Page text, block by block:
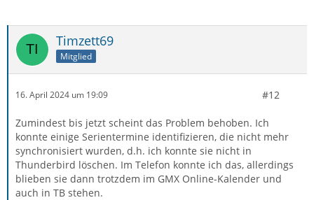
Timzett69
Mitglied
16. April 2024 um 19:09 #12
Zumindest bis jetzt scheint das Problem behoben. Ich
konnte einige Serientermine identifizieren, die nicht mehr
synchronisiert wurden, d.h. ich konnte sie nicht in
Thunderbird löschen. Im Telefon konnte ich das, allerdings
blieben sie dann trotzdem im GMX Online-Kalender und
auch in TB stehen.